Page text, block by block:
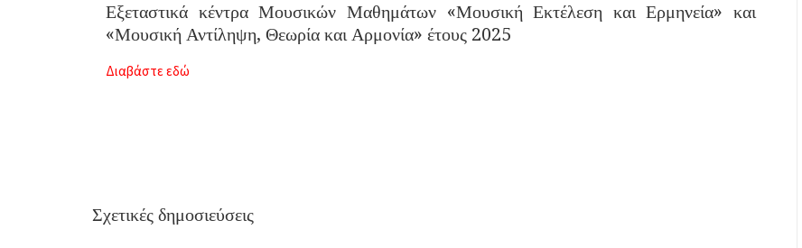
Εξεταστικά κέντρα Μουσικών Μαθημάτων «Μουσική Εκτέλεση και Ερμηνεία» και
«Μουσική Αντίληψη, Θεωρία και Αρμονία» έτους 2025
Διαβάστε εδώ
Σχετικές δημοσιεύσεις